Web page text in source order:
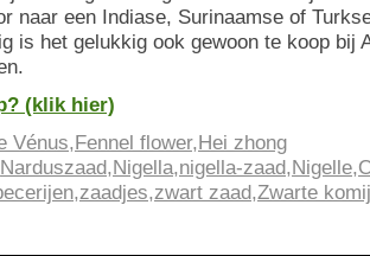
naar een Indiase, Surinaamse of
is het gelukkig ook gewoon te koop bij
(klik hier)
Vénus,Fennel flower,Hei zhong
Narduszaad,Nigella,nigella-zaad,Nigelle,
,zaadjes,zwart zaad,Zwarte